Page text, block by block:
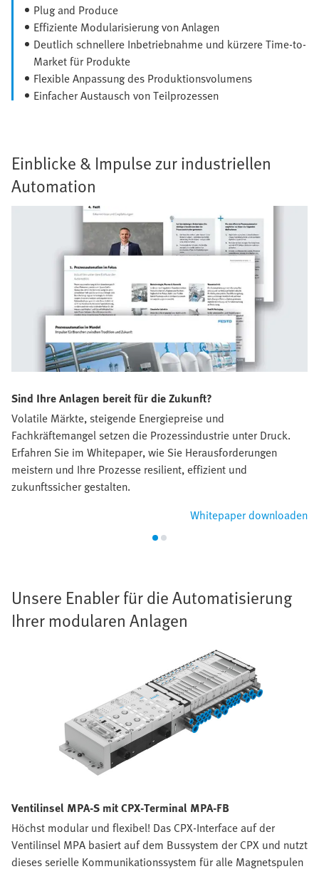
Plug and Produce
Effiziente Modularisierung von Anlagen
Deutlich schnellere Inbetriebnahme und kürzere Time-to-
Market für Produkte
Flexible Anpassung des Produktionsvolumens
Einfacher Austausch von Teilprozessen
Einblicke & Impulse zur industriellen
Automation
Sind Ihre Anlagen bereit für die Zukunft?
Volatile Märkte, steigende Energiepreise und
Fachkräftemangel setzen die Prozessindustrie unter Druck.
Erfahren Sie im Whitepaper, wie Sie Herausforderungen
meistern und Ihre Prozesse resilient, effizient und
zukunftssicher gestalten.
Whitepaper downloaden
Unsere Enabler für die Automatisierung
Ihrer modularen Anlagen
Ventilinsel MPA-S mit CPX-Terminal MPA-FB
Höchst modular und flexibel! Das CPX-Interface auf der
Ventilinsel MPA basiert auf dem Bussystem der CPX und nutzt
dieses serielle Kommunikationssystem für alle Magnetspulen